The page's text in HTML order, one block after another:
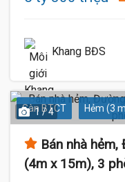
Khang BĐS
Sàn BTCT Hẻm (3
1 / 4
Bán nhà
(4m x 15m), 3